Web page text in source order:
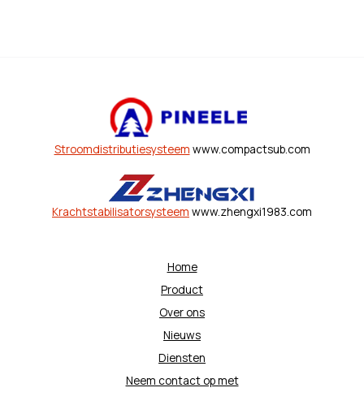
Stroomdistributiesysteem www.compactsub.com
Krachtstabilisatorsysteem www.zhengxi1983.com
Home
Product
Over ons
Nieuws
Diensten
Neem contact op met